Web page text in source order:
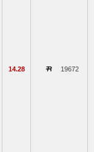
14.28 19672